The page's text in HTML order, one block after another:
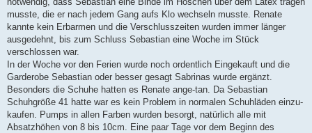
musste, die er nach jedem Gang aufs Klo wechseln musste. Renate
kannte kein Erbarmen und die Verschlusszeiten wurden immer länger
ausgedehnt, bis zum Schluss Sebastian eine Woche im Stück
verschlossen war.
In der Woche vor den Ferien wurde noch ordentlich Eingekauft und die
Garderobe Sebastian oder besser gesagt Sabrinas wurde ergänzt.
Besonders die Schuhe hatten es Renate ange-tan. Da Sebastian
Schuhgröße 41 hatte war es kein Problem in normalen Schuhläden einzu-
kaufen. Pumps in allen Farben wurden besorgt, natürlich alle mit
Absatzhöhen von 8 bis 10cm. Eine paar Tage vor dem Beginn des